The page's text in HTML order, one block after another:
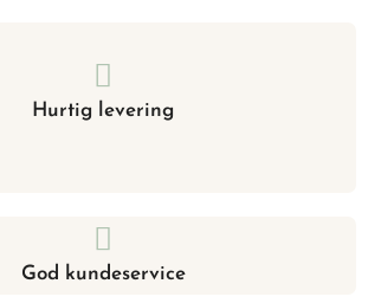
Hurtig levering
God kundeservice